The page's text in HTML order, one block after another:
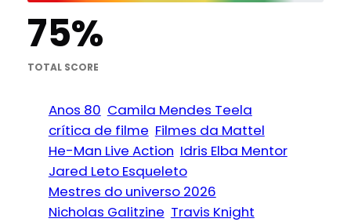
75
TOTAL SCORE
Anos 80 Camila Mendes Teela
crítica de filme Filmes da Mattel
He-Man Live Action Idris Elba Mentor
Jared Leto Esqueleto
Mestres do universo 2026
Nicholas Galitzine Travis Knight